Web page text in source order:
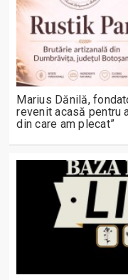
Marius Dănilă,
revenit acasă pentru
din care am plecat”